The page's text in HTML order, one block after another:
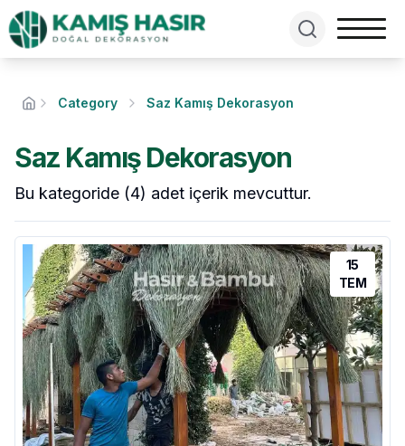
Category Saz Kamış Dekorasyon
Saz Kamış Dekorasyon
Bu kategoride (4) adet içerik mevcuttur.
15
TEM